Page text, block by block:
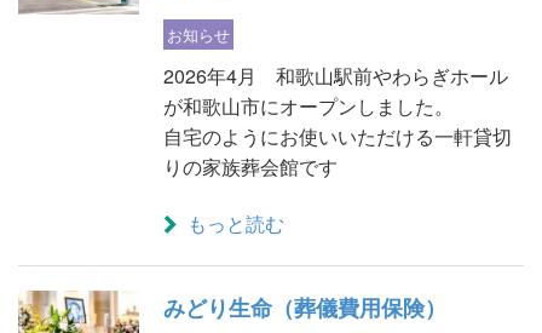
お知らせ
2026年4月 和歌山駅前やわらぎホール
が和歌山市にオープンしました。
自宅のようにお使いいただける一軒貸切
りの家族葬会館です
もっと読む
みどり生命（葬儀費用保険）